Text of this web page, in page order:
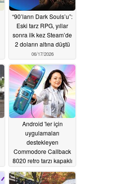
“90’ların Dark Souls’u”:
Eski tarz RPG, yıllar
sonra ilk kez Steam’de
2 doların altına düştü
06/17/2026
Android 'ler için
uygulamaları
destekleyen
Commodore Callback
8020 retro tarzı kapaklı
06/16/2026